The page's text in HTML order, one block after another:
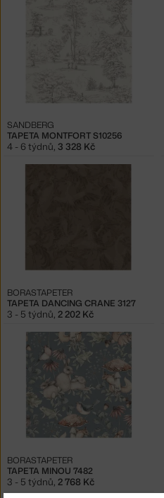
TAPETA MONTFORT S10256
SANDBERG
4 - 6 týdnů, 3 328 Kč
TAPETA DANCING CRANE 3127
BORASTAPETER
3 - 5 týdnů, 2 202 Kč
TAPETA MINOU 7482
BORASTAPETER
3 - 5 týdnů, 2 768 Kč